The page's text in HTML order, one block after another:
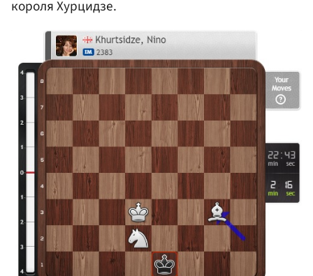
короля Хурцидзе.